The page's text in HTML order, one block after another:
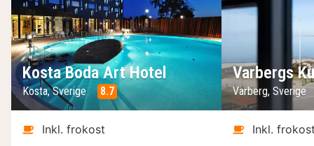
Kosta Boda Art Hotel
Kosta, Sverige 8.7
Inkl. frokost
Varbergs
Varberg, Sverige
Inkl.